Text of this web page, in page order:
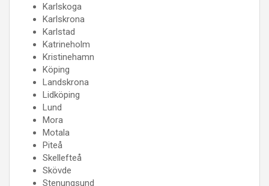
Karlskoga
Karlskrona
Karlstad
Katrineholm
Kristinehamn
Köping
Landskrona
Lidköping
Lund
Mora
Motala
Piteå
Skellefteå
Skövde
Stenungsund